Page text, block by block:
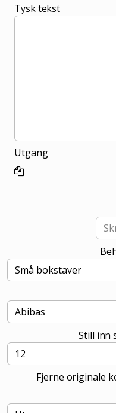
Tysk tekst
Utgang
Still inn
Fjerne originale